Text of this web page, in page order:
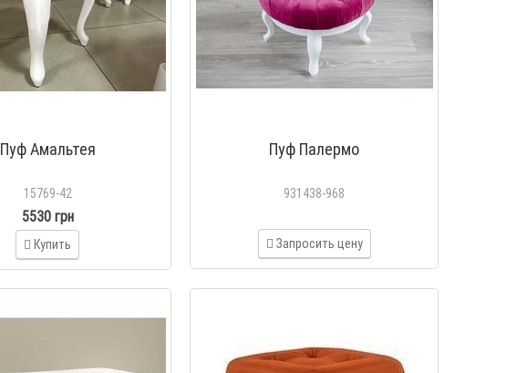
Пуф Амальтея
15769-42
5530 грн
Купить
Пуф Палермо
931438-968
Запросить цену